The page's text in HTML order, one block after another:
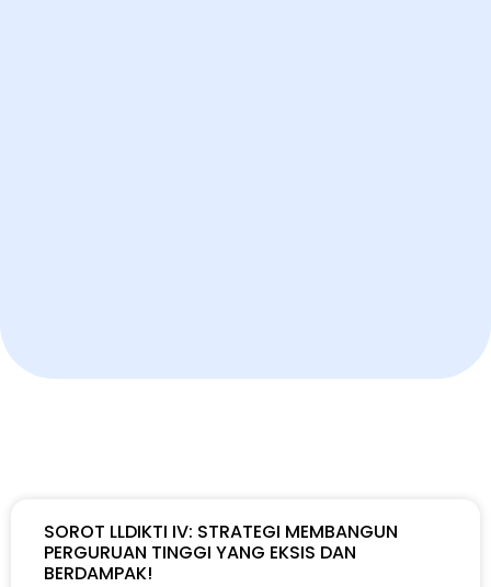
SOROT LLDIKTI IV: STRATEGI MEMBANGUN
PERGURUAN TINGGI YANG EKSIS DAN
BERDAMPAK!